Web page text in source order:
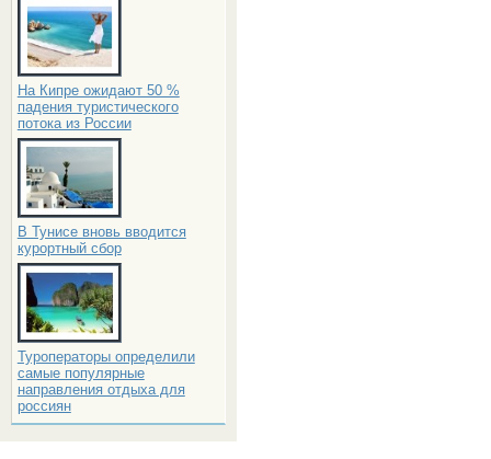
На Кипре ожидают 50 %
падения туристического
потока из России
В Тунисе вновь вводится
курортный сбор
Туроператоры определили
самые популярные
направления отдыха для
россиян